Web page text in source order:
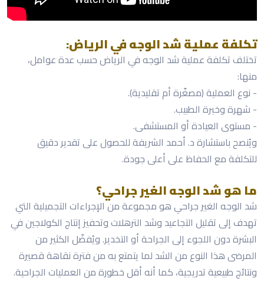
تكلفة عملية شد الوجه في الرياض:
تختلف تكلفة عملية شد الوجه في الرياض حسب عدة عوامل،
منها:
- نوع العملية (مصغّرة أم تقليدية).
- شهرة وخبرة الطبيب.
- مستوى العيادة أو المستشفى.
ويُنصح باستشارة د. أحمد الشريفة للحصول على تقدير دقيق
للتكلفة مع الحفاظ على أعلى جودة.
ما هو شد الوجه الغير جراحي؟
شد الوجه الغير جراحي هو مجموعة من الإجراءات التجميلية التي
تهدف إلى تقليل التجاعيد وشد الترهلات وتحفيز إنتاج الكولاجين في
البشرة دون اللجوء إلى الجراحة أو التخدير. ويُفضّل الكثير من
المرضى هذا النوع من الشد لما يتمتع به من فترة نقاهة قصيرة
ونتائج طبيعية تدريجية، كما أنه أقل خطورة من العمليات الجراحية.